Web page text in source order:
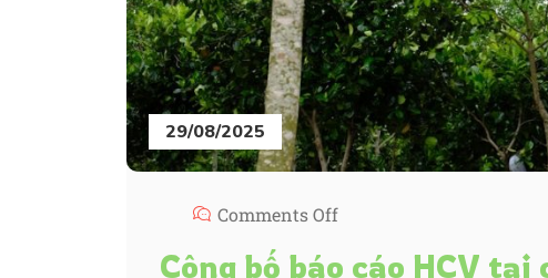
29/08/2025
Comments Off
Công bố báo cáo HCV